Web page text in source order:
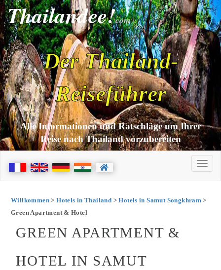
Thailandee!com
Der Thailand-
Reiseführer
Alle Informationen und Ratschläge um Ihrer
Reise nach Thailand vorzubereiten
Willkommen>Hotels in Thailand >Hotels in Samut Songkhram >
Green Apartment & Hotel
GREEN APARTMENT &
HOTEL IN SAMUT